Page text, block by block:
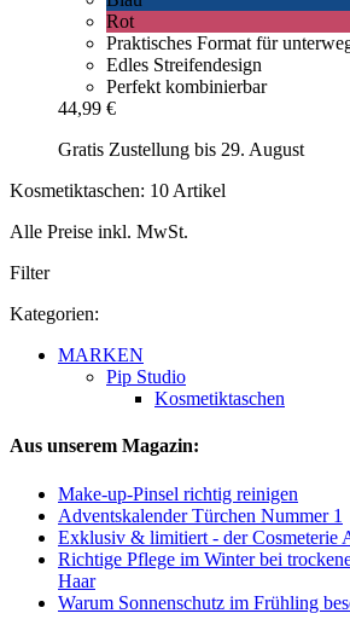
Rot
Praktisches Format für
Edles Streifendesign
Perfekt kombinierbar
44,99 €
Gratis Zustellung bis 29. August
Kosmetiktaschen: 10 Artikel
Alle Preise inkl. MwSt.
Filter
Kategorien:
MARKEN
Pip Studio
Kosmetiktaschen
Aus unserem Magazin:
Make-up-Pinsel richtig reinigen
Adventskalender Türchen Nummer 1
Exklusiv & limitiert - der Cosmeterie
Richtige Pflege im Winter bei
Haar
Warum Sonnenschutz im Frühling